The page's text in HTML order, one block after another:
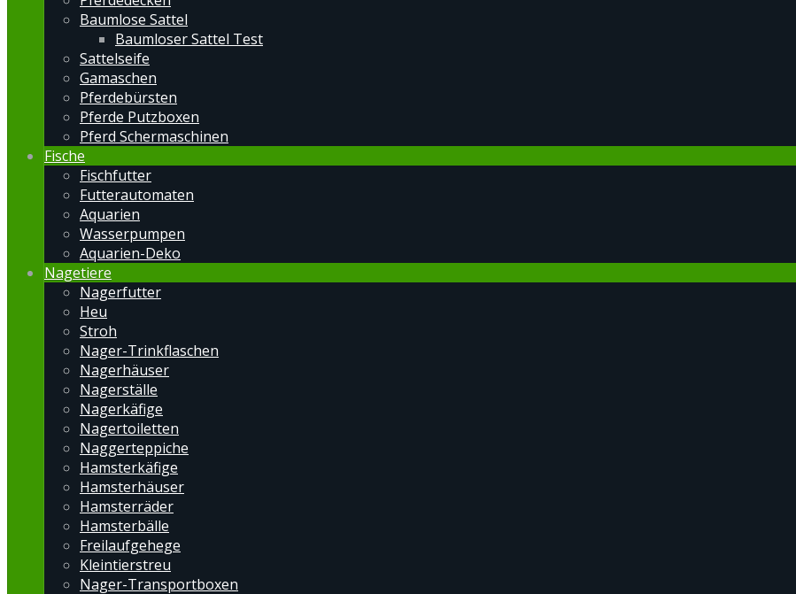
Baumlose Sattel
Baumloser Sattel Test
Sattelseife
Gamaschen
Pferdebürsten
Pferde Putzboxen
Pferd Schermaschinen
Fische
Fischfutter
Futterautomaten
Aquarien
Wasserpumpen
Aquarien-Deko
Nagetiere
Nagerfutter
Heu
Stroh
Nager-Trinkflaschen
Nagerhäuser
Nagerställe
Nagerkäfige
Nagertoiletten
Naggerteppiche
Hamsterkäfige
Hamsterhäuser
Hamsterräder
Hamsterbälle
Freilaufgehege
Kleintierstreu
Nager-Transportboxen